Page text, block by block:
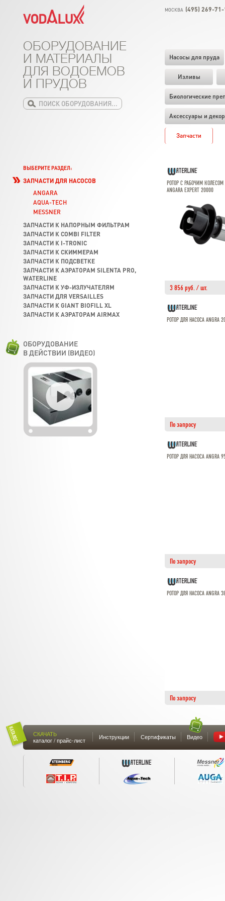
МОСКВА (495) 269-
Насосы для пруда
Изливы
Биологические
Аксессуары и декор
Запчасти
ОБОРУДОВАНИЕ
И МАТЕРИАЛЫ
ДЛЯ ВОДОЕМОВ
И ПРУДОВ
РОТОР С РАБОЧИМ КОЛЕСОМ
ANGARA EXPERT 20000
3 856 руб. / шт.
РОТОР ДЛЯ НАСОСА ANGRA
По запросу
РОТОР ДЛЯ НАСОСА ANGRA
По запросу
РОТОР ДЛЯ НАСОСА ANGRA
По запросу
ВЫБЕРИТЕ РАЗДЕЛ:
ЗАПЧАСТИ ДЛЯ НАСОСОВ
ANGARA
AQUA-TECH
MESSNER
ЗАПЧАСТИ К НАПОРНЫМ ФИЛЬТРАМ
ЗАПЧАСТИ К COMBI FILTER
ЗАПЧАСТИ К I-TRONIC
ЗАПЧАСТИ К СКИММЕРАМ
ЗАПЧАСТИ К ПОДСВЕТКЕ
ЗАПЧАСТИ К АЭРАТОРАМ SILENTA PRO,
WATERLINE
ЗАПЧАСТИ К УФ-ИЗЛУЧАТЕЛЯМ
ЗАПЧАСТИ ДЛЯ VERSAILLES
ЗАПЧАСТИ К GIANT BIOFILL XL
ЗАПЧАСТИ К АЭРАТОРАМ AIRMAX
ОБОРУДОВАНИЕ
В ДЕЙСТВИИ (ВИДЕО)
СКАЧАТЬ
каталог / прайс-лист
Инструкции Сертификаты Видео